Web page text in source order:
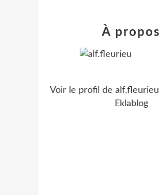
À propos
Voir le profil de alf.fleurieu
Eklablog